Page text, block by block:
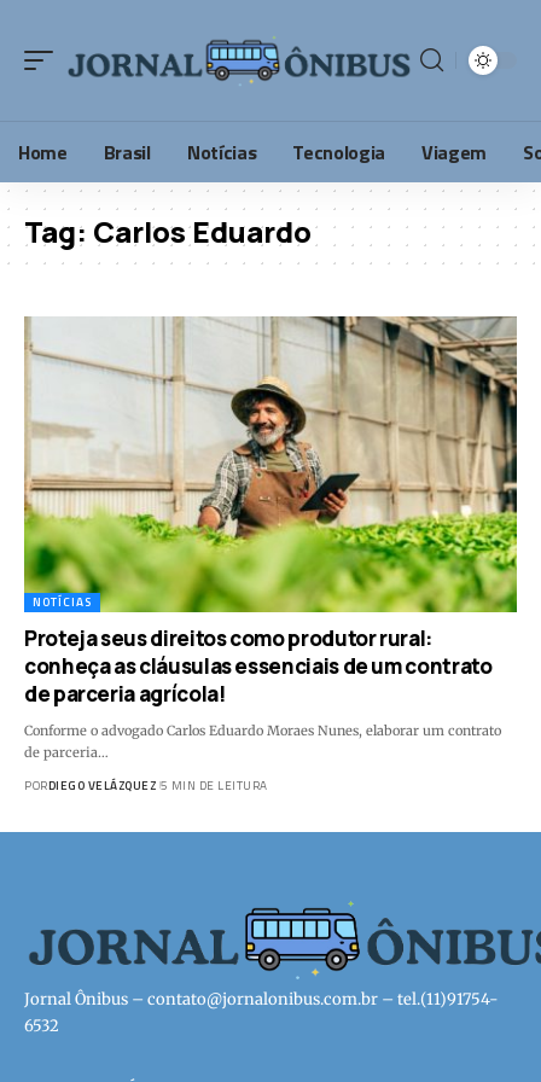
Home Brasil Notícias Tecnologia Viagem
Tag: Carlos Eduardo
NOTÍCIAS
Proteja seus direitos como produtor rural:
conheça as cláusulas essenciais de um contrato
de parceria agrícola!
Conforme o advogado Carlos Eduardo Moraes Nunes, elaborar um contrato
de parceria…
PORDIEGO VELÁZQUEZ 5 MIN DE LEITURA
Jornal Ônibus – contato@jornalonibus.com.br – tel.(11)91754-
6532